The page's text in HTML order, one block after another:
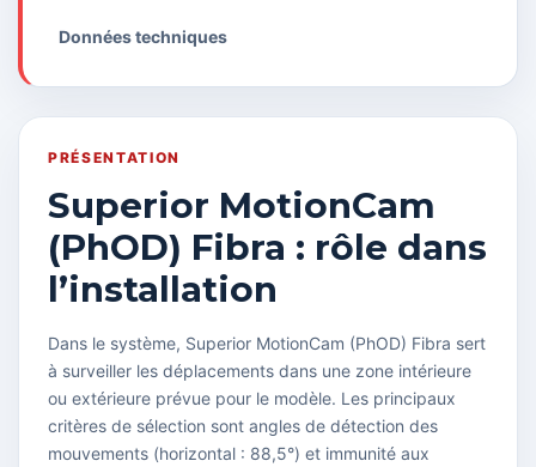
Données techniques
PRÉSENTATION
Superior MotionCam
(PhOD) Fibra : rôle dans
l’installation
Dans le système, Superior MotionCam (PhOD) Fibra sert
à surveiller les déplacements dans une zone intérieure
ou extérieure prévue pour le modèle. Les principaux
critères de sélection sont angles de détection des
mouvements (horizontal : 88,5°) et immunité aux